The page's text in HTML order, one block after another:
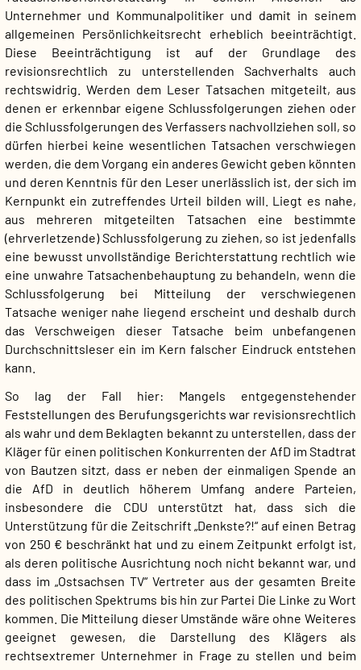
Unternehmer und Kommunalpolitiker und damit in seinem
allgemeinen Persönlichkeitsrecht erheblich beeinträchtigt.
Diese Beeinträchtigung ist auf der Grundlage des
revisionsrechtlich zu unterstellenden Sachverhalts auch
rechtswidrig. Werden dem Leser Tatsachen mitgeteilt, aus
denen er erkennbar eigene Schlussfolgerungen ziehen oder
die Schlussfolgerungen des Verfassers nachvollziehen soll, so
dürfen hierbei keine wesentlichen Tatsachen verschwiegen
werden, die dem Vorgang ein anderes Gewicht geben könnten
und deren Kenntnis für den Leser unerlässlich ist, der sich im
Kernpunkt ein zutreffendes Urteil bilden will. Liegt es nahe,
aus mehreren mitgeteilten Tatsachen eine bestimmte
(ehrverletzende) Schlussfolgerung zu ziehen, so ist jedenfalls
eine bewusst unvollständige Berichterstattung rechtlich wie
eine unwahre Tatsachenbehauptung zu behandeln, wenn die
Schlussfolgerung bei Mitteilung der verschwiegenen
Tatsache weniger nahe liegend erscheint und deshalb durch
das Verschweigen dieser Tatsache beim unbefangenen
Durchschnittsleser ein im Kern falscher Eindruck entstehen
kann.
So lag der Fall hier: Mangels entgegenstehender
Feststellungen des Berufungsgerichts war revisionsrechtlich
als wahr und dem Beklagten bekannt zu unterstellen, dass der
Kläger für einen politischen Konkurrenten der AfD im Stadtrat
von Bautzen sitzt, dass er neben der einmaligen Spende an
die AfD in deutlich höherem Umfang andere Parteien,
insbesondere die CDU unterstützt hat, dass sich die
Unterstützung für die Zeitschrift „Denkste?!“ auf einen Betrag
von 250 € beschränkt hat und zu einem Zeitpunkt erfolgt ist,
als deren politische Ausrichtung noch nicht bekannt war, und
dass im „Ostsachsen TV“ Vertreter aus der gesamten Breite
des politischen Spektrums bis hin zur Partei Die Linke zu Wort
kommen. Die Mitteilung dieser Umstände wäre ohne Weiteres
geeignet gewesen, die Darstellung des Klägers als
rechtsextremer Unternehmer in Frage zu stellen und beim